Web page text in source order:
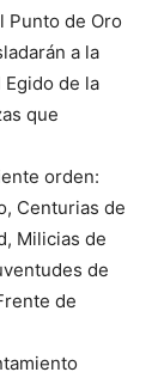
Punto de Oro
a la
de la
que
orden:
Centurias de
Milicias de
de
de